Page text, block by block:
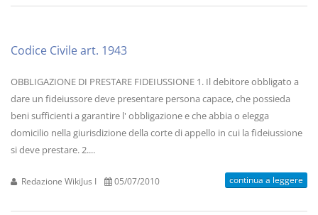
Codice Civile art. 1943
OBBLIGAZIONE DI PRESTARE FIDEIUSSIONE 1. Il debitore obbligato a
dare un fideiussore deve presentare persona capace, che possieda
beni sufficienti a garantire l' obbligazione e che abbia o elegga
domicilio nella giurisdizione della corte di appello in cui la fideiussione
si deve prestare. 2....
Redazione WikiJus I 05/07/2010 continua a leggere